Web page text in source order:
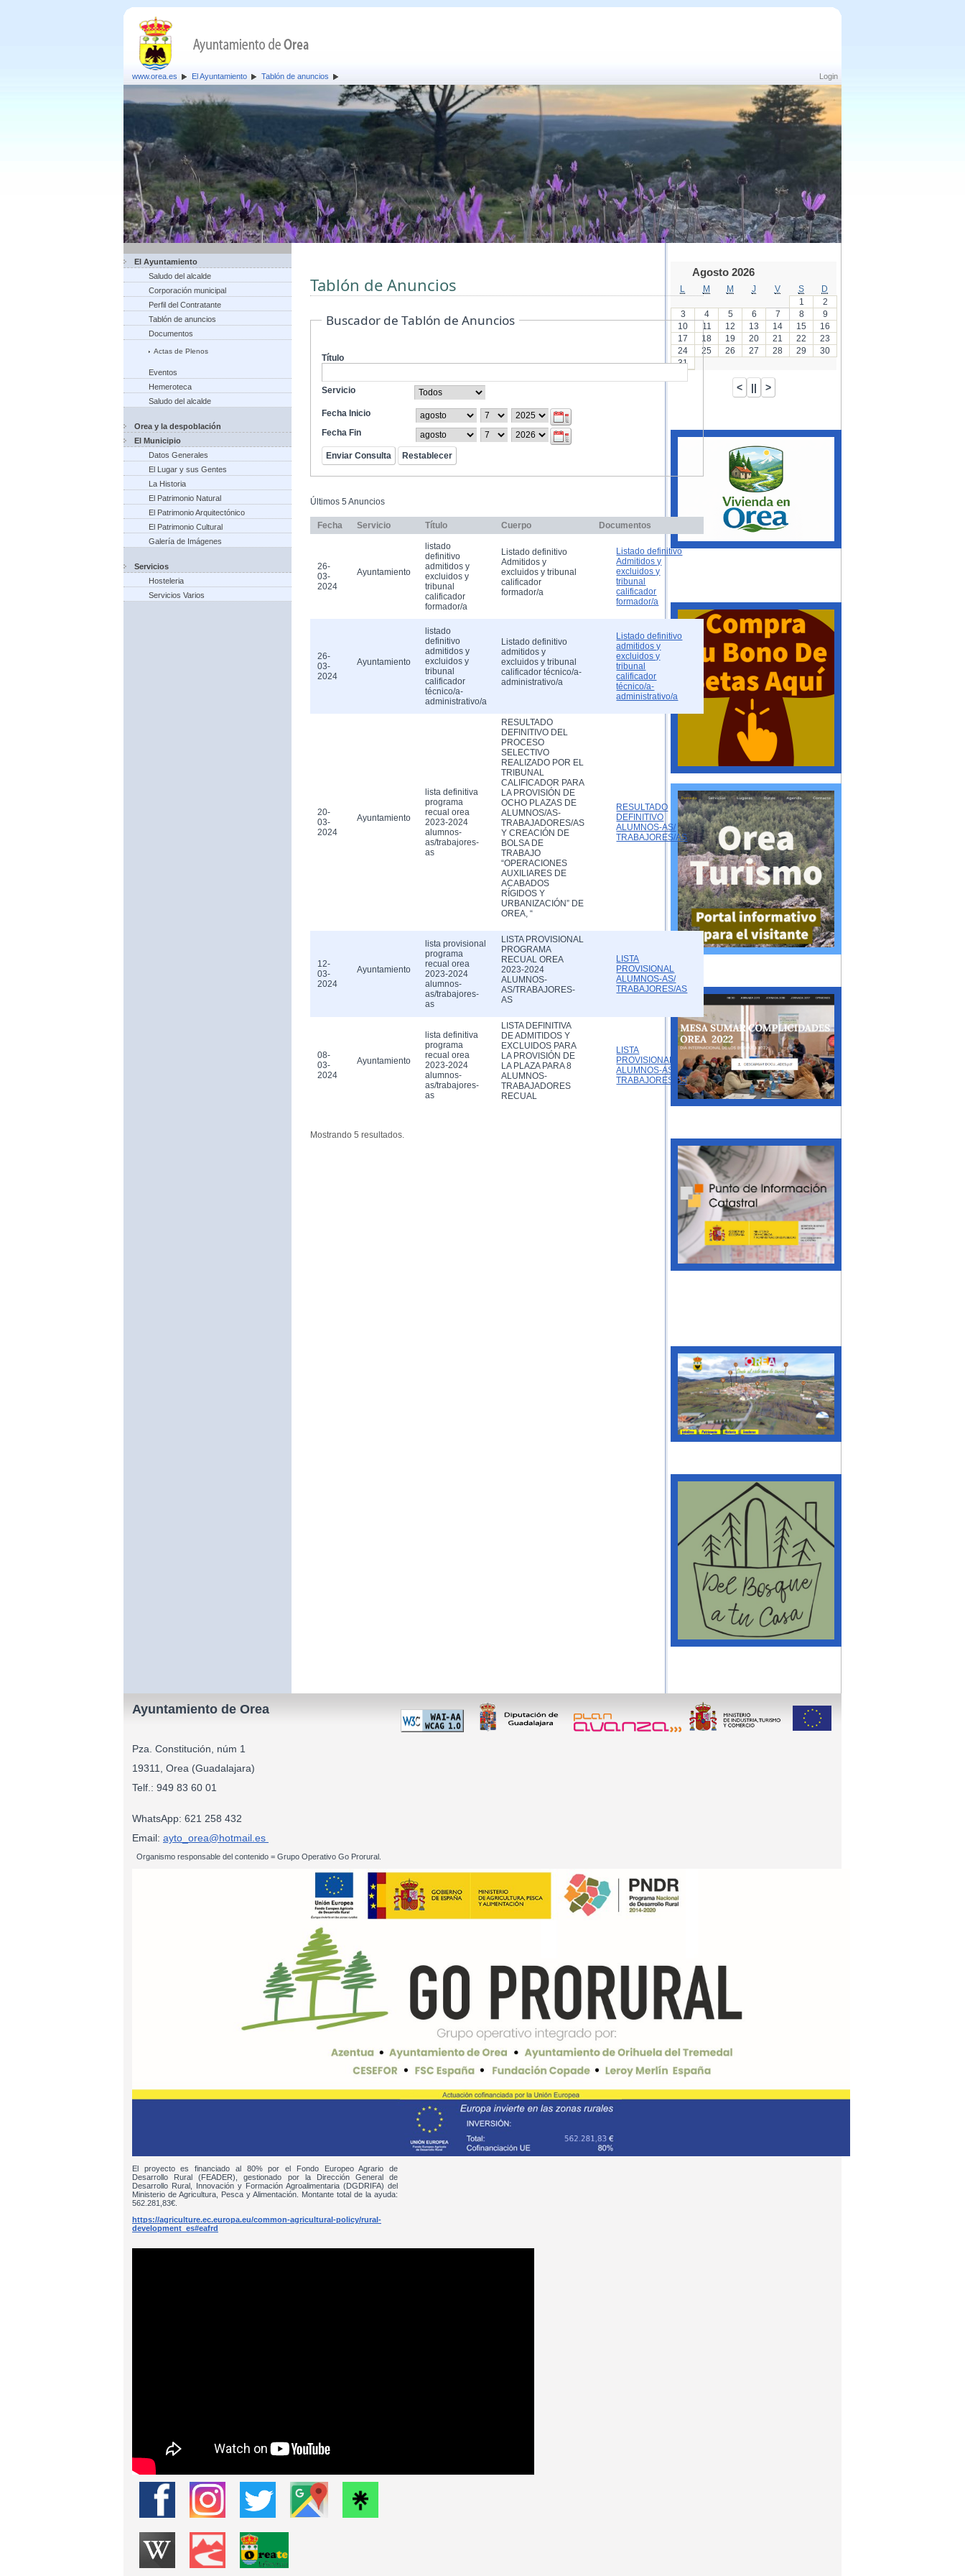
Login
www.orea.es El Ayuntamiento Tablón de anuncios
El Ayuntamiento
Saludo del alcalde
Corporación municipal
Perfil del Contratante
Tablón de anuncios
Documentos
Actas de Plenos
Eventos
Hemeroteca
Saludo del alcalde
Orea y la despoblación
El Municipio
Datos Generales
El Lugar y sus Gentes
La Historia
El Patrimonio Natural
El Patrimonio Arquitectónico
El Patrimonio Cultural
Galería de Imágenes
Servicios
Hosteleria
Servicios Varios
Tablón de Anuncios
Buscador de Tablón de Anuncios
Título
Servicio
Fecha Inicio
Fecha Fin
Últimos 5 Anuncios
Fecha Servicio Título Cuerpo Documentos
26-
03-
2024
Ayuntamiento
listado
definitivo
admitidos y
excluidos y
tribunal
calificador
formador/a
Listado definitivo
Admitidos y
excluidos y tribunal
calificador
formador/a
Listado definitivo
Admitidos y
excluidos y
tribunal
calificador
formador/a
26-
03-
2024
Ayuntamiento
listado
definitivo
admitidos y
excluidos y
tribunal
calificador
técnico/a-
administrativo/a
Listado definitivo
admitidos y
excluidos y tribunal
calificador técnico/a-
administrativo/a
Listado definitivo
admitidos y
excluidos y
tribunal
calificador
técnico/a-
administrativo/a
20-
03-
2024
Ayuntamiento
lista definitiva
programa
recual orea
2023-2024
alumnos-
as/trabajores-
as
RESULTADO
DEFINITIVO DEL
PROCESO
SELECTIVO
REALIZADO POR EL
TRIBUNAL
CALIFICADOR PARA
LA PROVISIÓN DE
OCHO PLAZAS DE
ALUMNOS/AS-
TRABAJADORES/AS
Y CREACIÓN DE
BOLSA DE
TRABAJO
“OPERACIONES
AUXILIARES DE
ACABADOS
RÍGIDOS Y
URBANIZACIÓN” DE
OREA, “
RESULTADO
DEFINITIVO
ALUMNOS-AS/
TRABAJORES/AS
12-
03-
2024
Ayuntamiento
lista provisional
programa
recual orea
2023-2024
alumnos-
as/trabajores-
as
LISTA PROVISIONAL
PROGRAMA
RECUAL OREA
2023-2024
ALUMNOS-
AS/TRABAJORES-
AS
LISTA
PROVISIONAL
ALUMNOS-AS/
TRABAJORES/AS
08-
03-
2024
Ayuntamiento
lista definitiva
programa
recual orea
2023-2024
alumnos-
as/trabajores-
as
LISTA DEFINITIVA
DE ADMITIDOS Y
EXCLUIDOS PARA
LA PROVISIÓN DE
LA PLAZA PARA 8
ALUMNOS-
TRABAJADORES
RECUAL
LISTA
PROVISIONAL
ALUMNOS-AS/
TRABAJORES/AS
Mostrando 5 resultados.
Agosto 2026
M M J V S
D
1
2
3
4 5 6 7 8
9
10
11 12 13 14 15
16
17
18 19 20 21 22
23
24
25 26 27 28 29
30
31
Ayuntamiento de Orea
Pza. Constitución, núm 1
19311, Orea (Guadalajara)
Telf.: 949 83 60 01
WhatsApp: 621 258 432
Email: ayto_orea@hotmail.es
Organismo responsable del contenido = Grupo Operativo Go Prorural.
El proyecto es financiado al 80% por el Fondo Europeo Agrario de
Desarrollo Rural (FEADER), gestionado por la Dirección General de
Desarrollo Rural, Innovación y Formación Agroalimentaria (DGDRIFA) del
Ministerio de Agricultura, Pesca y Alimentación. Montante total de la ayuda:
562.281,83€.
https://agriculture.ec.europa.eu/common-agricultural-policy/rural-
development_es#eafrd